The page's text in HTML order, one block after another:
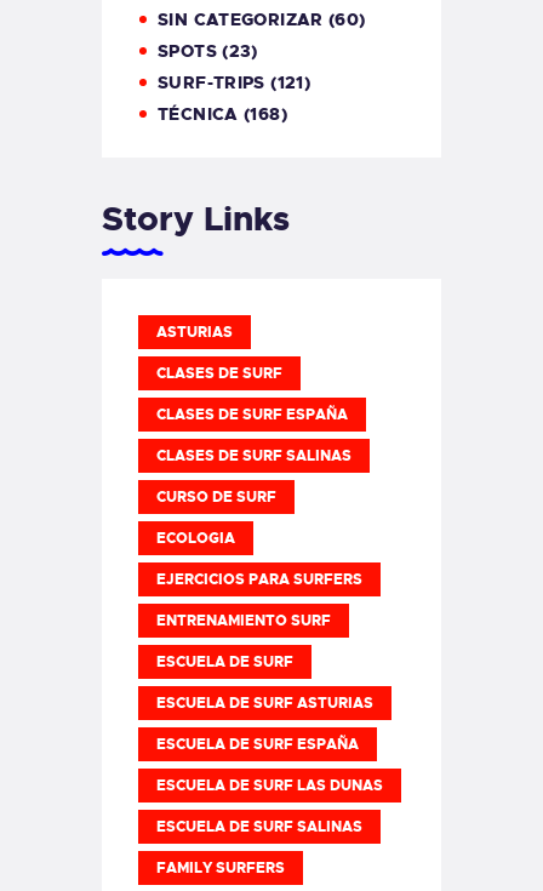
SIN CATEGORIZAR (60)
SPOTS(23)
SURF-TRIPS (121)
TÉCNICA (168)
Story Links
ASTURIAS
CLASES DE SURF
CLASES DE SURF ESPAÑA
CLASES DE SURF SALINAS
CURSO DE SURF
ECOLOGIA
EJERCICIOS PARA SURFERS
ENTRENAMIENTO SURF
ESCUELA DE SURF
ESCUELA DE SURF ASTURIAS
ESCUELA DE SURF ESPAÑA
ESCUELA DE SURF LAS DUNAS
ESCUELA DE SURF SALINAS
FAMILY SURFERS